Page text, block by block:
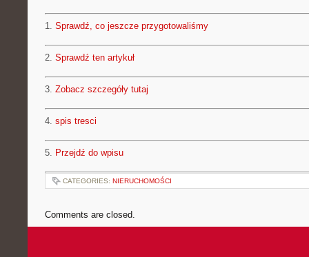
1. Sprawdź, co jeszcze przygotowaliśmy
2. Sprawdź ten artykuł
3. Zobacz szczegóły tutaj
4. spis tresci
5. Przejdź do wpisu
CATEGORIES: NIERUCHOMOŚCI
Comments are closed.